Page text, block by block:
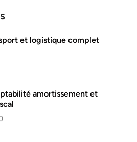
et logistique complet
amortissement et